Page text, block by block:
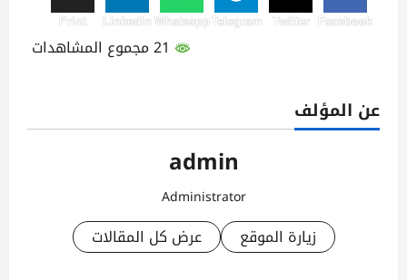
Facebook
Twitter
Telegram
Whatsapp
Linkedin
Print
عن المؤلف
admin
Administrator
زيارة الموقع عرض كل المقالات